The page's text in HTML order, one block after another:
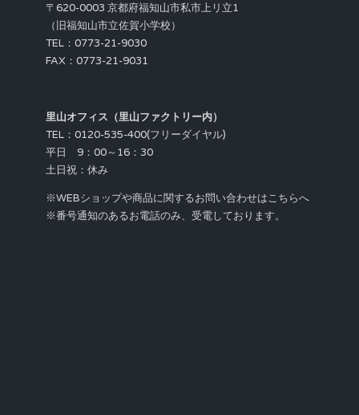
〒620-0003 京都府福知山市私市上リ立1
（旧福知山市立佐賀小学校）
TEL：0773-21-9030
FAX：0773-21-9031
里山オフィス（里山ファクトリー内）
TEL：0120-535-400(フリーダイヤル)
平日 9：00～16：30
土日祝：休み
※WEBショップや商品に関するお問い合わせはこちらへ
※番号通知のあるお電話のみ、受電しております。